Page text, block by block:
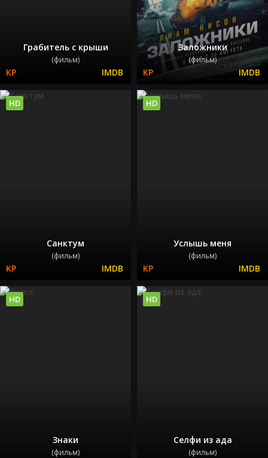
Грабитель с крыши
(фильм)
Заложники
(фильм)
Санктум
(фильм)
HD
Услышь меня
(фильм)
HD
Знаки
(фильм)
HD
Селфи из ада
(фильм)
HD